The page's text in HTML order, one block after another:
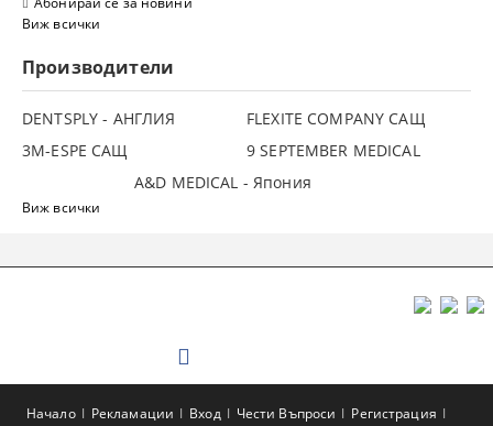
Виж всички
Производители
DENTSPLY - АНГЛИЯ
FLEXITE COMPANY САЩ
3М-ESPE САЩ
9 SEPTEMBER MEDICAL
A&D MEDICAL - Япония
Виж всички
Начало Рекламации Вход Чести Въпроси Регистрация